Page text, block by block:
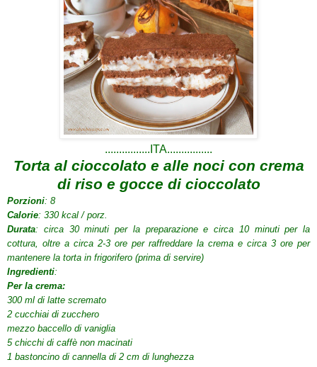
................ITA................
Torta al cioccolato e alle noci con crema
di riso e gocce di cioccolato
Porzioni: 8
Calorie: 330 kcal / porz.
Durata: circa 30 minuti per la preparazione e circa 10 minuti per la
cottura, oltre a circa 2-3 ore per raffreddare la crema e circa 3 ore per
mantenere la torta in frigorifero (prima di servire)
Ingredienti:
Per la crema:
300 ml di latte scremato
2 cucchiai di zucchero
mezzo baccello di vaniglia
5 chicchi di caffè non macinati
1 bastoncino di cannella di 2 cm di lunghezza